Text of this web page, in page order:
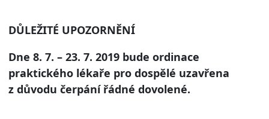
DŮLEŽITÉ UPOZORNĚNÍ
Dne 8. 7. – 23. 7. 2019 bude ordinace
praktického lékaře pro dospělé uzavřena
z důvodu čerpání řádné dovolené.